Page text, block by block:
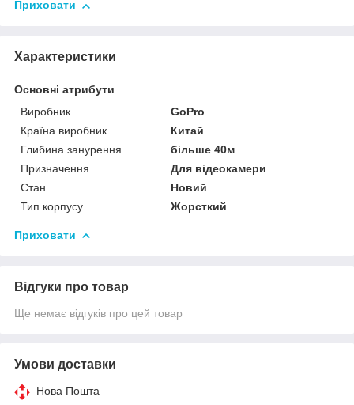
Приховати
Характеристики
Основні атрибути
Виробник
GoPro
Країна виробник
Китай
Глибина занурення
більше 40м
Призначення
Для відеокамери
Стан
Новий
Тип корпусу
Жорсткий
Приховати
Відгуки про товар
Ще немає відгуків про цей товар
Умови доставки
Нова Пошта